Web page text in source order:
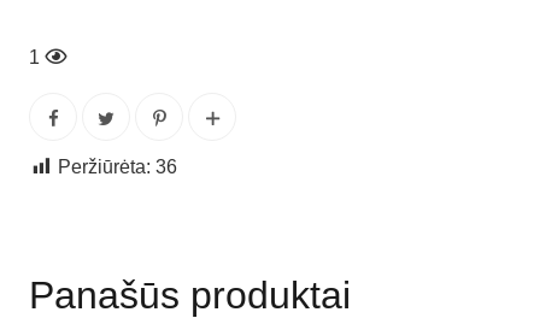
1
Peržiūrėta: 36
Panašūs produktai